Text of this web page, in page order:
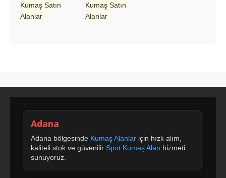
Kumaş Satın
Alanlar
Kumaş Satın
Alanlar
Adana
Adana bölgesinde Kumaş Alanlar için hızlı alım,
kaliteli stok ve güvenilir Spot Kumaş Alan hizmeti
sunuyoruz.